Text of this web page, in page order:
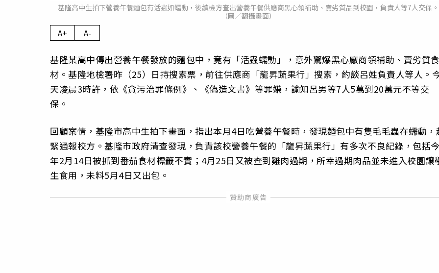
基隆高中生拍下營養午餐麵包有活蟲如蠕動，後續檢方查出營養午餐供應商黑心領補助、賣劣質品到校園，負責人等7人交保。
（圖／翻攝畫面）
A+ A-
基隆某高中傳出營養午餐發放的麵包中，竟有「活蟲蠕動」，意外驚爆黑心廠商領補助、賣劣質
材。基隆地檢署昨（25）日持搜索票，前往供應商「龍昇蔬果行」搜索，約談呂姓負責人等人。
天凌晨3時許，依《貪污治罪條例》、《偽造文書》等罪嫌，諭知呂男等7人5萬到20萬元不等交
保。
回顧案情，基隆市高中生拍下畫面，指出本月4日吃營養午餐時，發現麵包中有隻毛毛蟲在蠕動，
緊通報校方。基隆市政府清查發現，負責該校營養午餐的「龍昇蔬果行」有多次不良紀錄，包括
年2月14日被抓到番茄食材標籤不實；4月25日又被查到雞肉過期，所幸過期肉品並未進入校園讓
生食用，未料5月4日又出包。